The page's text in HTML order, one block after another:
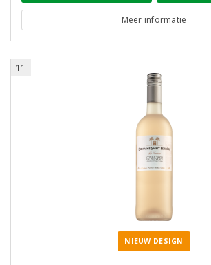
Meer informatie
11
NIEUW DESIGN